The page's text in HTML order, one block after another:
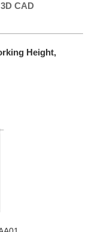
3D CAD
Height,